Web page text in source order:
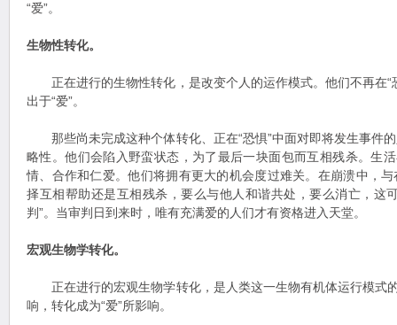
“爱”。
生物性转化。
正在进行的生物性转化，是改变个人的运作模式。他们不再在“
出于“爱”。
那些尚未完成这种个体转化、正在“恐惧”中面对即将发生事件
略性。他们会陷入野蛮状态，为了最后一块面包而互相残杀。生
情、合作和仁爱。他们将拥有更大的机会度过难关。在崩溃中，
择互相帮助还是互相残杀，要么与他人和谐共处，要么消亡，这
判”。当审判日到来时，唯有充满爱的人们才有资格进入天堂。
宏观生物学转化。
正在进行的宏观生物学转化，是人类这一生物有机体运行模式
响，转化成为“爱”所影响。